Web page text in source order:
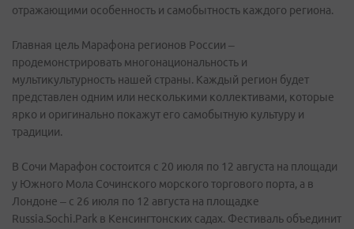
отражающими особенность и самобытность каждого региона.
Главная цель Марафона регионов России –
продемонстрировать многонациональность и
мультикультурность нашей страны. Каждый регион будет
представлен одним или несколькими коллективами, которые
ярко и оригинально покажут его самобытную культуру и
традиции.
В Сочи Марафон состоится с 20 июля по 12 августа на площади
у Южного Мола Сочинского морского торгового порта, а в
Лондоне – с 26 июля по 12 августа на площадке
Russia.Sochi.Park в Кенсингтонских садах. Фестиваль объединит